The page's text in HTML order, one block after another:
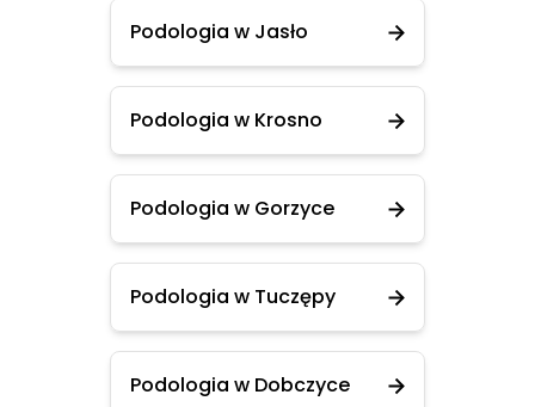
Podologia w Jasło
Podologia w Krosno
Podologia w Gorzyce
Podologia w Tuczępy
Podologia w Dobczyce